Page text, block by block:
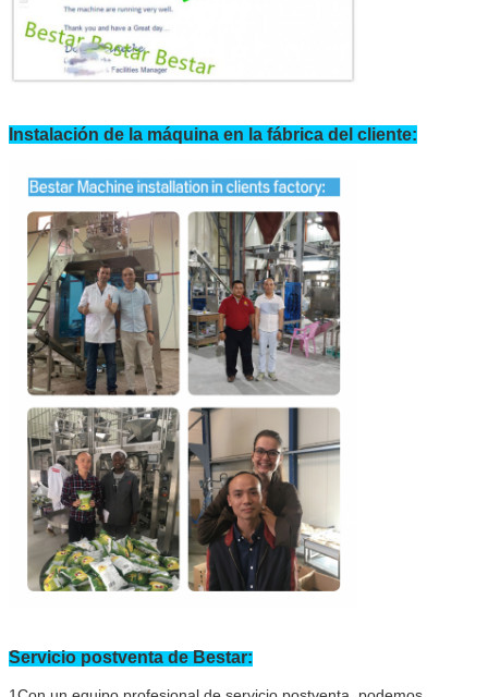
Instalación de la máquina en la fábrica del cliente:
Servicio postventa de Bestar: